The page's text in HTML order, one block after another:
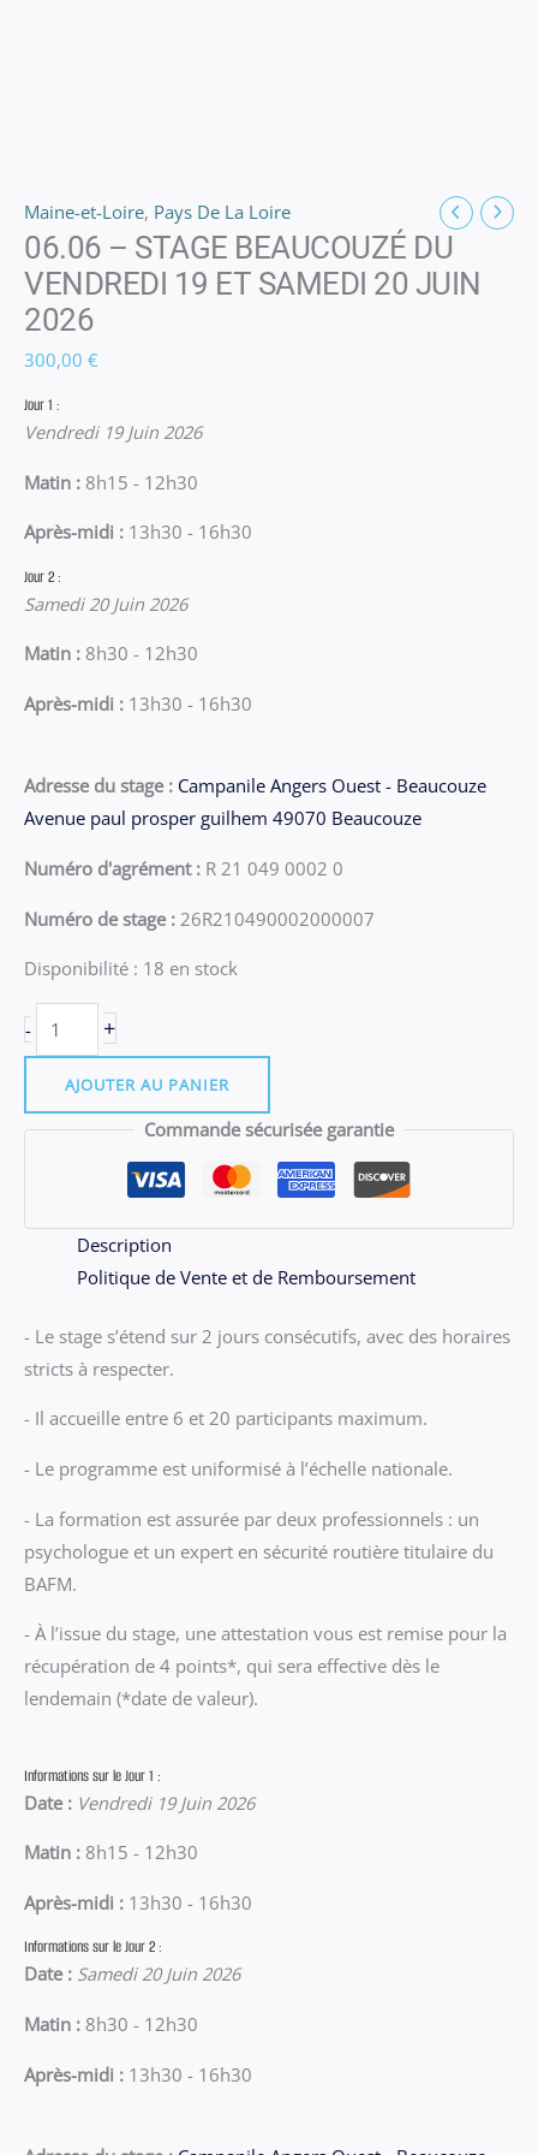
Maine-et-Loire, Pays De La Loire
06.06 – STAGE BEAUCOUZÉ DU
VENDREDI 19 ET SAMEDI 20 JUIN
2026
300,00 €
Jour 1 :
Vendredi 19 Juin 2026
Matin : 8h15 - 12h30
Après-midi : 13h30 - 16h30
Jour 2 :
Samedi 20 Juin 2026
Matin : 8h30 - 12h30
Après-midi : 13h30 - 16h30
Adresse du stage : Campanile Angers Ouest - Beaucouze
Avenue paul prosper guilhem 49070 Beaucouze
Numéro d'agrément : R 21 049 0002 0
Numéro de stage : 26R210490002000007
Disponibilité : 18 en stock
-
de
06.06
-
BEAUCOUZÉ
VENDREdi
SAMEdi
20
JUIN
+
AJOUTER AU PANIER
Commande sécurisée garantie
Description
Politique de Vente et de Remboursement
- Le stage s’étend sur 2 jours consécutifs, avec des horaires
stricts à respecter.
- Il accueille entre 6 et 20 participants maximum.
- Le programme est uniformisé à l’échelle nationale.
- La formation est assurée par deux professionnels : un
psychologue et un expert en sécurité routière titulaire du
BAFM.
- À l’issue du stage, une attestation vous est remise pour la
récupération de 4 points*, qui sera effective dès le
lendemain (*date de valeur).
Informations sur le Jour 1 :
Date : Vendredi 19 Juin 2026
Matin : 8h15 - 12h30
Après-midi : 13h30 - 16h30
Informations sur le Jour 2 :
Date : Samedi 20 Juin 2026
Matin : 8h30 - 12h30
Après-midi : 13h30 - 16h30